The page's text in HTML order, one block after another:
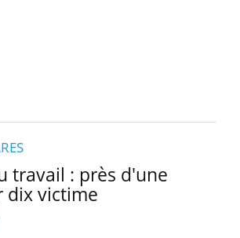
travail : près d'une
dix victime